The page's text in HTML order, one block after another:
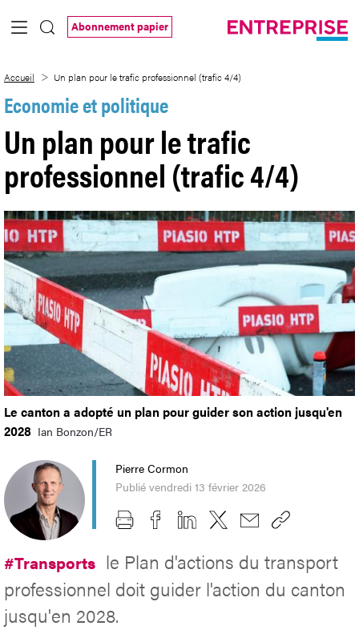
Saut au contenu principal
Abonnement papier
Accueil Un plan pour le trafic professionnel (trafic 4/4)
Economie et politique
Un plan pour le trafic
professionnel (trafic 4/4)
Le canton a adopté un plan pour guider son action jusqu'en
2028 Ian Bonzon/ER
Pierre Cormon
Publié vendredi 13 février 2026
#Transports le Plan d'actions du transport
professionnel doit guider l'action du canton
jusqu'en 2028.